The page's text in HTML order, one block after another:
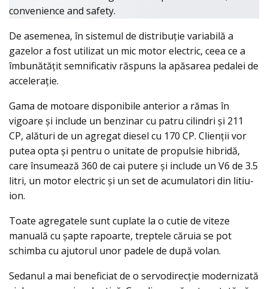
De asemenea, în sistemul de distribuție variabilă a
gazelor a fost utilizat un mic motor electric, ceea ce a
îmbunătăţit semnificativ răspuns la apăsarea pedalei de
accelerație.
Gama de motoare disponibile anterior a rămas în
vigoare şi include un benzinar cu patru cilindri şi 211
CP, alături de un agregat diesel cu 170 CP. Clienţii vor
putea opta şi pentru o unitate de propulsie hibridă,
care însumează 360 de cai putere şi include un V6 de 3.5
litri, un motor electric şi un set de acumulatori din litiu-
ion.
Toate agregatele sunt cuplate la o cutie de viteze
manuală cu şapte rapoarte, treptele căruia se pot
schimba cu ajutorul unor padele de după volan.
Sedanul a mai beneficiat de o servodirecţie modernizată